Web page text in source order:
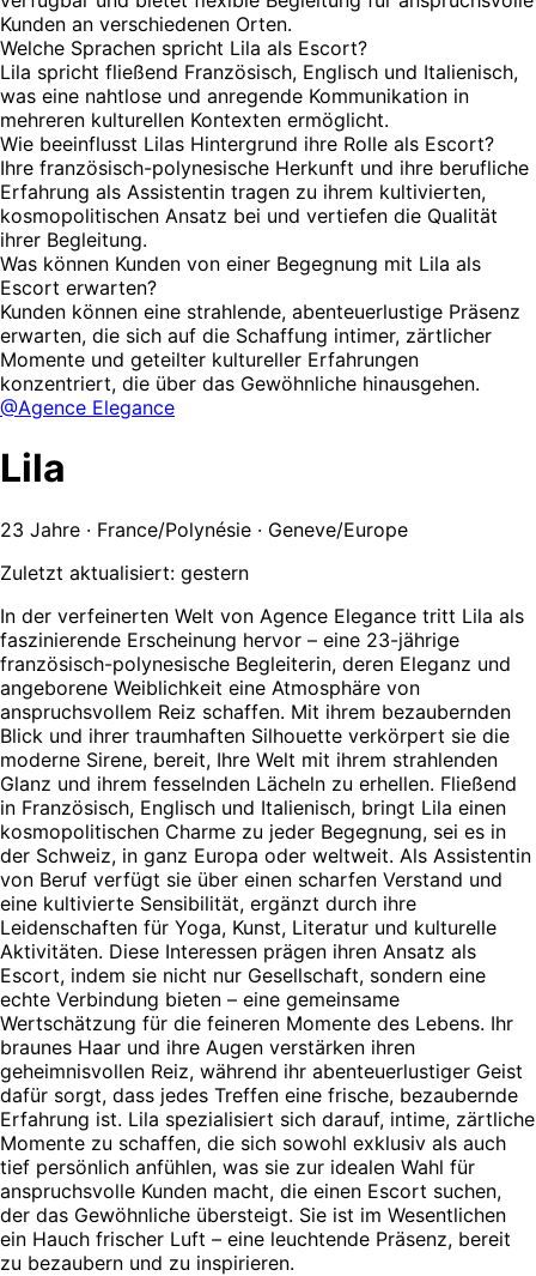
Kunden an verschiedenen Orten.
Welche Sprachen spricht Lila als Escort?
Lila spricht fließend Französisch, Englisch und Italienisch,
was eine nahtlose und anregende Kommunikation in
mehreren kulturellen Kontexten ermöglicht.
Wie beeinflusst Lilas Hintergrund ihre Rolle als Escort?
Ihre französisch-polynesische Herkunft und ihre berufliche
Erfahrung als Assistentin tragen zu ihrem kultivierten,
kosmopolitischen Ansatz bei und vertiefen die Qualität
ihrer Begleitung.
Was können Kunden von einer Begegnung mit Lila als
Escort erwarten?
Kunden können eine strahlende, abenteuerlustige Präsenz
erwarten, die sich auf die Schaffung intimer, zärtlicher
Momente und geteilter kultureller Erfahrungen
konzentriert, die über das Gewöhnliche hinausgehen.
@Agence Elegance
Lila
23 Jahre · France/Polynésie · Geneve/Europe
Zuletzt aktualisiert: gestern
In der verfeinerten Welt von Agence Elegance tritt Lila als
faszinierende Erscheinung hervor – eine 23-jährige
französisch-polynesische Begleiterin, deren Eleganz und
angeborene Weiblichkeit eine Atmosphäre von
anspruchsvollem Reiz schaffen. Mit ihrem bezaubernden
Blick und ihrer traumhaften Silhouette verkörpert sie die
moderne Sirene, bereit, Ihre Welt mit ihrem strahlenden
Glanz und ihrem fesselnden Lächeln zu erhellen. Fließend
in Französisch, Englisch und Italienisch, bringt Lila einen
kosmopolitischen Charme zu jeder Begegnung, sei es in
der Schweiz, in ganz Europa oder weltweit. Als Assistentin
von Beruf verfügt sie über einen scharfen Verstand und
eine kultivierte Sensibilität, ergänzt durch ihre
Leidenschaften für Yoga, Kunst, Literatur und kulturelle
Aktivitäten. Diese Interessen prägen ihren Ansatz als
Escort, indem sie nicht nur Gesellschaft, sondern eine
echte Verbindung bieten – eine gemeinsame
Wertschätzung für die feineren Momente des Lebens. Ihr
braunes Haar und ihre Augen verstärken ihren
geheimnisvollen Reiz, während ihr abenteuerlustiger Geist
dafür sorgt, dass jedes Treffen eine frische, bezaubernde
Erfahrung ist. Lila spezialisiert sich darauf, intime, zärtliche
Momente zu schaffen, die sich sowohl exklusiv als auch
tief persönlich anfühlen, was sie zur idealen Wahl für
anspruchsvolle Kunden macht, die einen Escort suchen,
der das Gewöhnliche übersteigt. Sie ist im Wesentlichen
ein Hauch frischer Luft – eine leuchtende Präsenz, bereit
zu bezaubern und zu inspirieren.